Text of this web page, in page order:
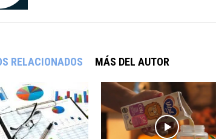
RELACIONADOS MÁS DEL AUTOR